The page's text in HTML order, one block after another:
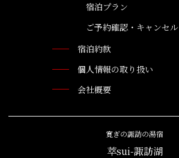
宿泊プラン
ご予約確認・キャンセル
宿泊約款
個人情報の取り扱い
会社概要
寛ぎの諏訪の湯宿
萃sui-諏訪湖